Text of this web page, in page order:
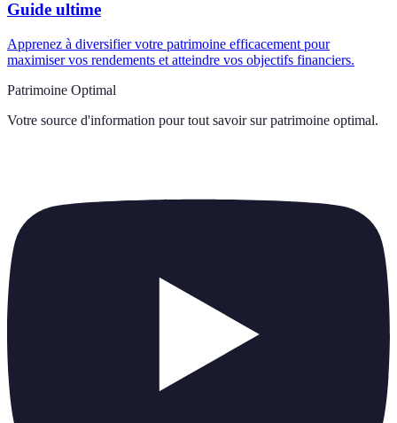
Guide ultime
Apprenez à diversifier votre patrimoine efficacement pour
maximiser vos rendements et atteindre vos objectifs financiers.
Patrimoine Optimal
Votre source d'information pour tout savoir sur patrimoine optimal.